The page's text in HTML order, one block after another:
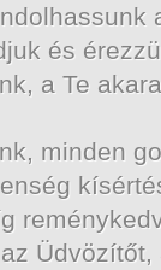
és
a Te
minden